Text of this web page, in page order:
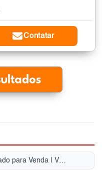
Contatar
Apartamento com ar condicionado para Venda | Vila Clementino